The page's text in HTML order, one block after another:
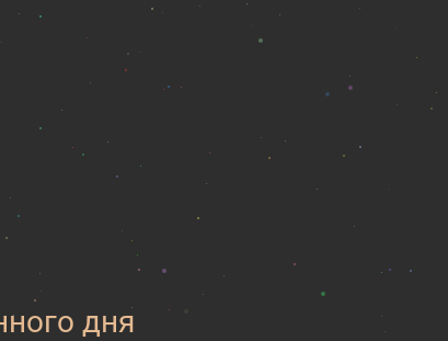
дня